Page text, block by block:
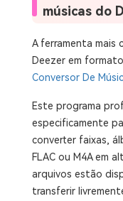
músicas do
A ferramenta mais
Deezer em
Conversor De
Este programa
especificamente
converter faixas,
FLAC ou M4A em
arquivos estão
transferir